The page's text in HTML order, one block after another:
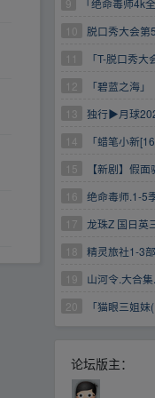
9
「绝命毒师4k
10
脱口秀大会第
云盘会员(限时速领
https://
分钱购买七天阿里
11
「T-脱口秀
12
「碧蓝之海」
13
独行▶月球
了）
14
「蜡笔小新
15
【新剧】假
方中字 全10集
16
绝命毒师.1-5
17
龙珠Z 国日英
18
精灵旅社1-3
19
山河令.大合
蛋.演唱会.花絮.番
20 「猫眼三姐妹
论坛版主：